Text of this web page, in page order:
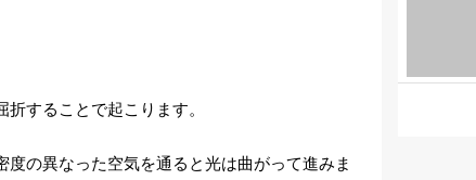
することで起こります。
の異なった空気を通ると光は曲がって進みま